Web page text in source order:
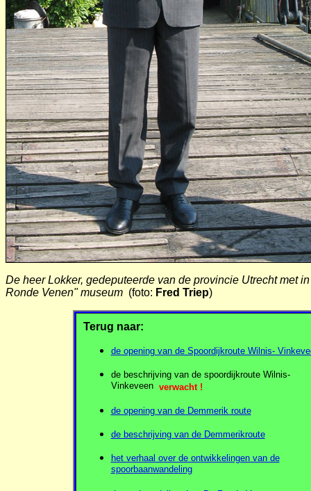
De heer Lokker, gedeputeerde van de provincie Utrecht met
Ronde Venen" museum (foto: Fred Triep)
Terug naar:
de opening van de Spoordijkroute Wilnis-
de beschrijving van de spoordijkroute Wilnis-
Vinkeveen verwacht !
de opening van de Demmerik route
de beschrijving van de Demmerikroute
het verhaal over de ontwikkelingen van de
spoorbaanwandeling